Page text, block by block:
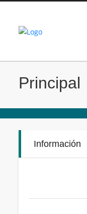
Principal
Información